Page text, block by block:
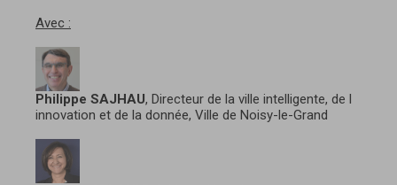
Avec :
Philippe SAJHAU, Directeur de la ville intelligente, de l
innovation et de la donnée, Ville de Noisy-le-Grand